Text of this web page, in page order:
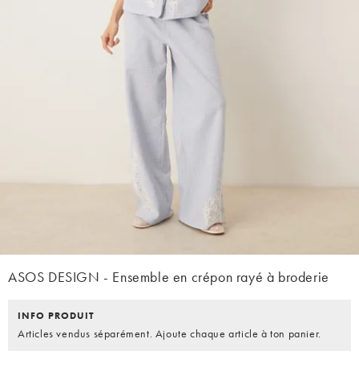
ASOS DESIGN - Ensemble en crépon rayé à broderie
INFO PRODUIT
Articles vendus séparément. Ajoute chaque article à ton panier.